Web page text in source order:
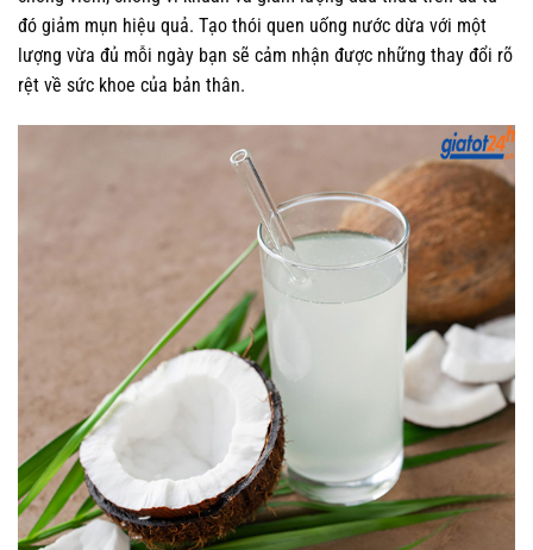
đó giảm mụn hiệu quả. Tạo thói quen uống nước dừa với một
lượng vừa đủ mỗi ngày bạn sẽ cảm nhận được những thay đổi rõ
rệt về sức khoe của bản thân.